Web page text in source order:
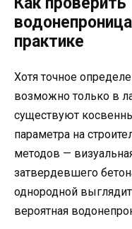
практике
Хотя точное
возможно только в
существуют
параметра на
методов —
затвердевшего
однородной
вероятная